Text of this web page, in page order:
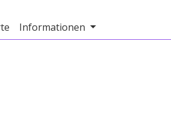
Informationen